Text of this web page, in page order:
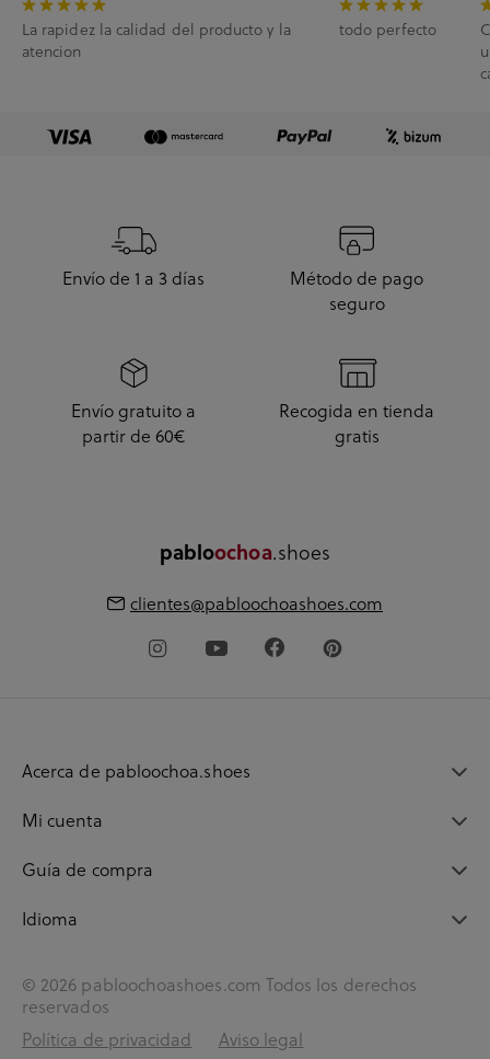
La rapidez la calidad del producto y la
atencion
todo perfecto
Envío de 1 a 3 días
Método de pago
seguro
Envío gratuito a
partir de 60€
Recogida en tienda
gratis
pabloochoa.shoes
clientes@pabloochoashoes.com
Acerca de pabloochoa.shoes
Mi cuenta
Guía de compra
Idioma
© 2026 pabloochoashoes.com Todos los derechos
reservados
Política de privacidad
Aviso legal